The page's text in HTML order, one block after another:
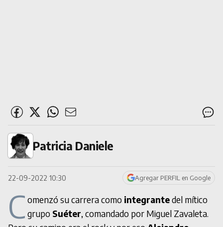
Patricia Daniele
22-09-2022 10:30 Agregar PERFIL en Google
C omenzó su carrera como integrantedel mítico
grupo Suéter, comandado por Miguel Zavaleta.